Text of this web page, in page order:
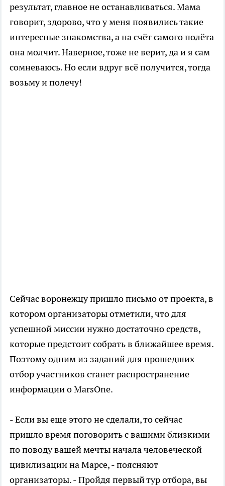
результат, главное не останавливаться. Мама
говорит, здорово, что у меня появились такие
интересные знакомства, а на счёт самого полёта
она молчит. Наверное, тоже не верит, да и я сам
сомневаюсь. Но если вдруг всё получится, тогда
возьму и полечу!
Сейчас воронежцу пришло письмо от проекта, в
котором организаторы отметили, что для
успешной миссии нужно достаточно средств,
которые предстоит собрать в ближайшее время.
Поэтому одним из заданий для прошедших
отбор участников станет распространение
информации о MarsOne.
- Если вы еще этого не сделали, то сейчас
пришло время поговорить с вашими близкими
по поводу вашей мечты начала человеческой
цивилизации на Марсе, - поясняют
организаторы. - Пройдя первый тур отбора, вы